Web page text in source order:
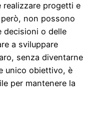
realizzare progetti e
non possono
decisioni o delle
a sviluppare
senza diventarne
unico obiettivo, è
per mantenere la